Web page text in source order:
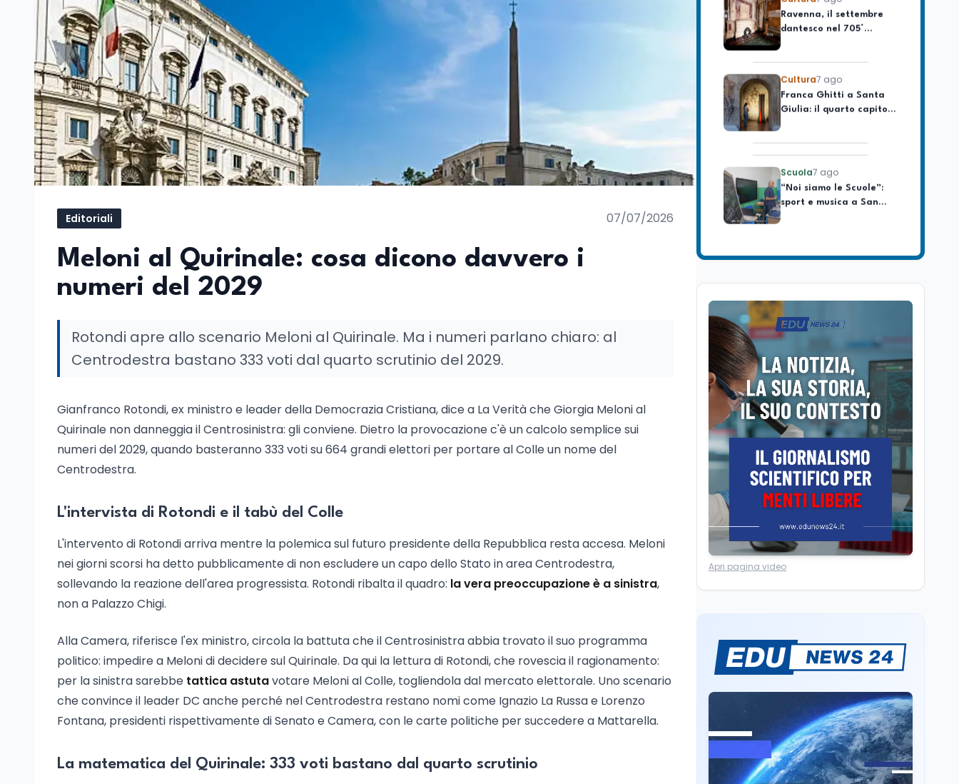
Editoriali 07/07/2026
Meloni al Quirinale: cosa dicono davvero i
numeri del 2029
Rotondi apre allo scenario Meloni al Quirinale. Ma i numeri parlano chiaro: al
Centrodestra bastano 333 voti dal quarto scrutinio del 2029.
Gianfranco Rotondi, ex ministro e leader della Democrazia Cristiana, dice a La Verità che Giorgia Meloni al
Quirinale non danneggia il Centrosinistra: gli conviene. Dietro la provocazione c'è un calcolo semplice sui
numeri del 2029, quando basteranno 333 voti su 664 grandi elettori per portare al Colle un nome del
Centrodestra.
L'intervista di Rotondi e il tabù del Colle
L'intervento di Rotondi arriva mentre la polemica sul futuro presidente della Repubblica resta accesa. Meloni
nei giorni scorsi ha detto pubblicamente di non escludere un capo dello Stato in area Centrodestra,
sollevando la reazione dell'area progressista. Rotondi ribalta il quadro: la vera preoccupazione è a sinistra,
non a Palazzo Chigi.
Alla Camera, riferisce l'ex ministro, circola la battuta che il Centrosinistra abbia trovato il suo programma
politico: impedire a Meloni di decidere sul Quirinale. Da qui la lettura di Rotondi, che rovescia il ragionamento:
per la sinistra sarebbe tattica astutavotare Meloni al Colle, togliendola dal mercato elettorale. Uno scenario
che convince il leader DC anche perché nel Centrodestra restano nomi come Ignazio La Russa e Lorenzo
Fontana, presidenti rispettivamente di Senato e Camera, con le carte politiche per succedere a Mattarella.
La matematica del Quirinale: 333 voti bastano dal quarto scrutinio
longevo dell’Italia
repubblicana
dantesco nel 705°
anniversario della morte
Franca Ghitti a Santa
Giulia: il quarto capitolo
dei Palcoscenici
“Noi siamo le Scuole”:
sport e musica a San
Miniato, STEM a Lerici
studente 14enne uccide
Camere in ferie,
settembre tra legge
elettorale e Rai. La
premier Meloni attesa a
Bari il 4 settembre per
celebrare il governo più
longevo dell’Italia
Cultura7 ago
Ravenna, il settembre
dantesco nel 705°
anniversario della morte
del Sommo Poeta
Cultura7 ago
Giulia: il quarto capitolo
Scuola7 ago
“Noi siamo le Scuole”:
Sparatoria a Bangkok:
studente 14enne uccide
Editoriali7 ago
Camere in ferie,
riapertura il 9
settembre tra legge
elettorale e Rai. La
Apri pagina video